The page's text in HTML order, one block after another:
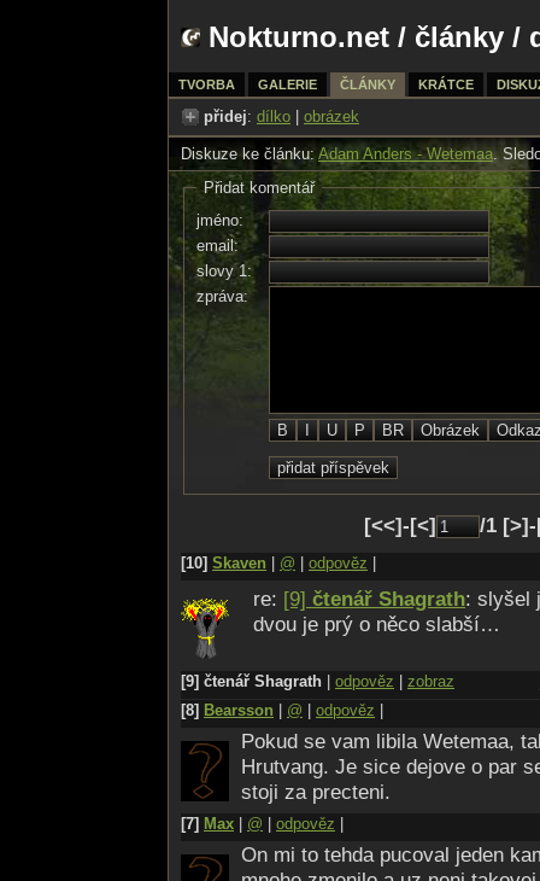
Nokturno.net / články /
TVORBA GALERIE ČLÁNKY KRÁTCE
přidej: dílko obrázek
Diskuze ke článku: Adam Anders - Wetemaa.
Přidat komentář
jméno:
email:
slovy 1:
zpráva:
[<<]-[<] /1
[10] Skaven @ odpověz
re: [9] čtenář Shagrath: slyšel
dvou je prý o něco slabší…
[9] čtenář Shagrath odpověz zobraz
[8] Bearsson @ odpověz
Pokud se vam libila Wetemaa,
Hrutvang. Je sice dejove o par
stoji za precteni.
[7] Max @ odpověz
On mi to tehda pucoval jeden